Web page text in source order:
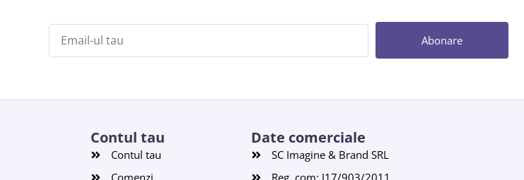
Abonare
Contul tau
Contul tau
Date comerciale
SC Imagine & Brand SRL